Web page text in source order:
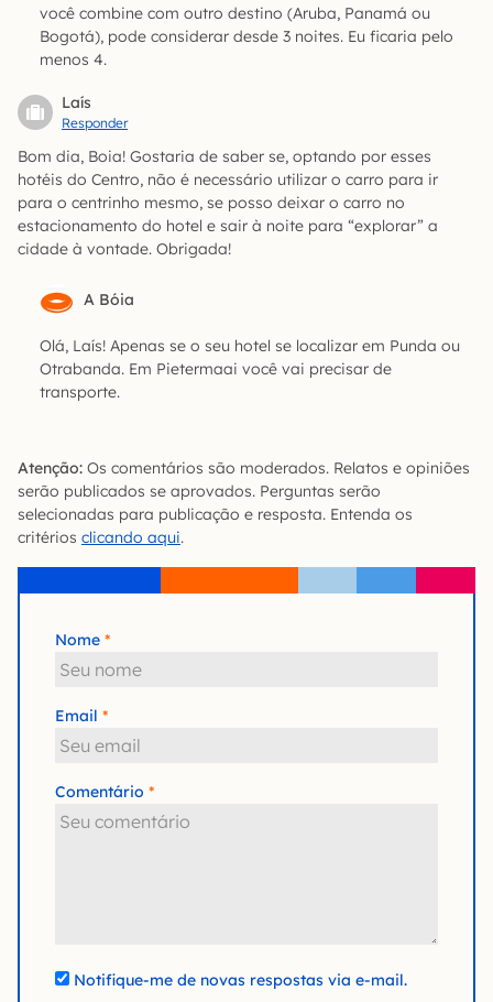
você combine com outro destino (Aruba, Panamá ou
Bogotá), pode considerar desde 3 noites. Eu ficaria pelo
menos 4.
Laís
Responder
Bom dia, Boia! Gostaria de saber se, optando por esses
hotéis do Centro, não é necessário utilizar o carro para ir
para o centrinho mesmo, se posso deixar o carro no
estacionamento do hotel e sair à noite para “explorar” a
cidade à vontade. Obrigada!
A Bóia
Olá, Laís! Apenas se o seu hotel se localizar em Punda ou
Otrabanda. Em Pietermaai você vai precisar de
transporte.
Atenção: Os comentários são moderados. Relatos e opiniões
serão publicados se aprovados. Perguntas serão
selecionadas para publicação e resposta. Entenda os
critérios clicando aqui.
Nome
Email
Comentário
Notifique-me de novas respostas via e-mail.